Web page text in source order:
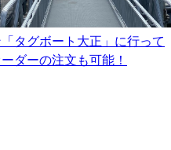
タグボート大正」に行って
ダーの注文も可能！